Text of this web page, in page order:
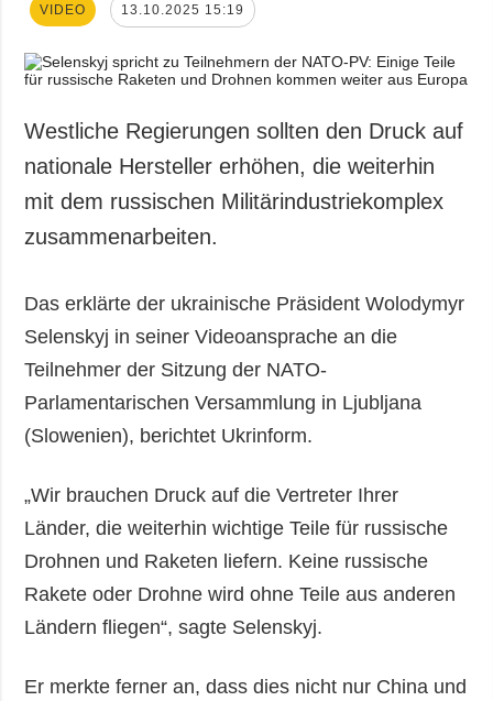
VIDEO 13.10.2025 15:19
Westliche Regierungen sollten den Druck auf
nationale Hersteller erhöhen, die weiterhin
mit dem russischen Militärindustriekomplex
zusammenarbeiten.
Das erklärte der ukrainische Präsident Wolodymyr
Selenskyj in seiner Videoansprache an die
Teilnehmer der Sitzung der NATO-
Parlamentarischen Versammlung in Ljubljana
(Slowenien), berichtet Ukrinform.
„Wir brauchen Druck auf die Vertreter Ihrer
Länder, die weiterhin wichtige Teile für russische
Drohnen und Raketen liefern. Keine russische
Rakete oder Drohne wird ohne Teile aus anderen
Ländern fliegen“, sagte Selenskyj.
Er merkte ferner an, dass dies nicht nur China und